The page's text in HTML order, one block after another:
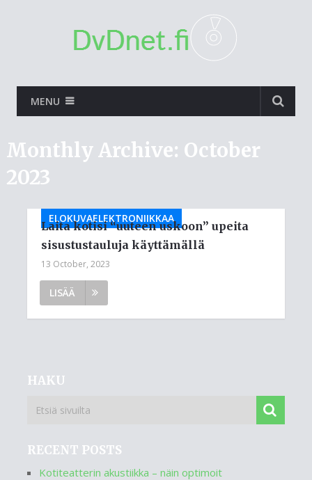
MENU
Monthly Archive: October
2023
ELOKUVAELEKTRONIIKKAA
Laita kotisi “uuteen uskoon” upeita
sisustustauluja käyttämällä
13 October, 2023
LISÄÄ
HAKU
RECENT POSTS
Kotiteatterin akustiikka – näin optimoit